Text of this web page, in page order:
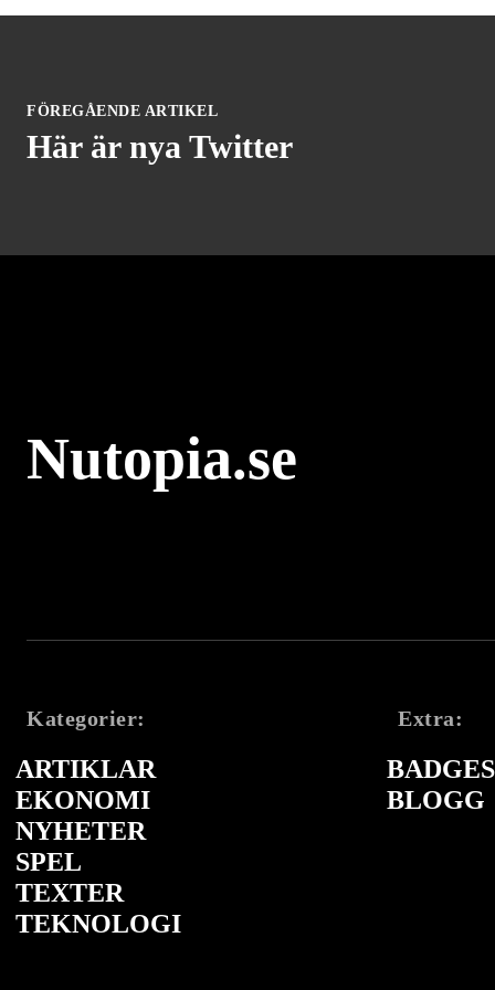
FÖREGÅENDE ARTIKEL
Här är nya Twitter
Nutopia.se
Kategorier:
ARTIKLAR
EKONOMI
NYHETER
SPEL
TEXTER
TEKNOLOGI
Extra:
BLOGG